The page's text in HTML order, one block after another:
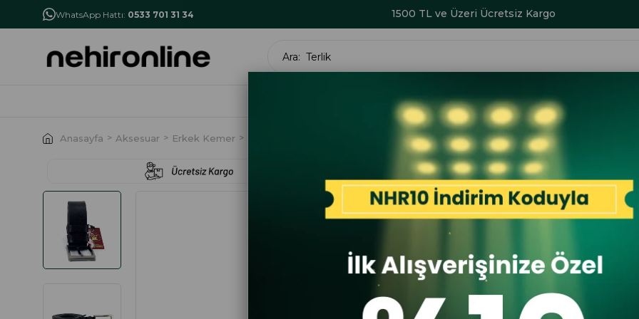
WhatsApp Hattı: 0533 701 31 34
İlk Alışverişe Özel İndirim NHR10 1500 TL ve Üzeri Ücretsiz Kargo
ERKEK ÇOCUK AKSESUAR SERİ SONU
Anasayfa Aksesuar Erkek Kemer Saraç 1110 24K 4Cm Erkek Büyük Beden Kemer Siyah
Saraç Kemer
Saraç
İlk
İlk